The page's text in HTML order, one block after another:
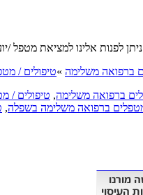
לפנות אלינו למציאת מטפל
ברפואה משלימה »טיפולים /
ברפואה משלימה, טיפולים /
ברפואה משלימה בשפלה,